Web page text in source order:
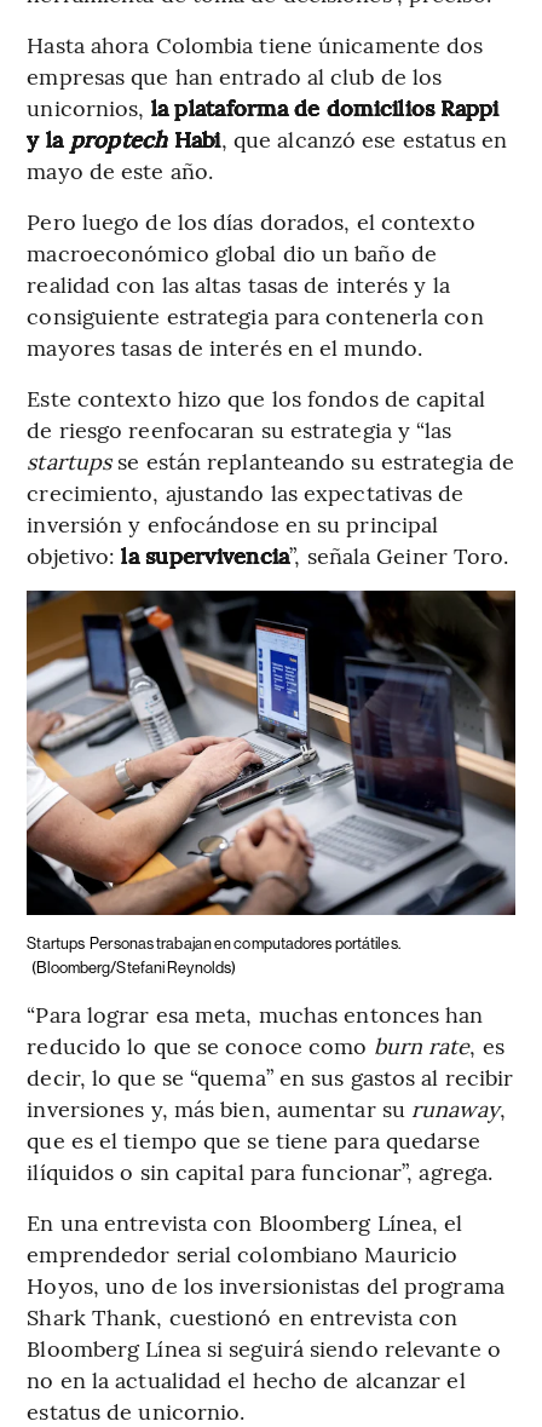
Hasta ahora Colombia tiene únicamente dos
empresas que han entrado al club de los
unicornios, la plataforma de domicilios Rappi
y laproptechHabi, que alcanzó ese estatus en
mayo de este año.
Pero luego de los días dorados, el contexto
macroeconómico global dio un baño de
realidad con las altas tasas de interés y la
consiguiente estrategia para contenerla con
mayores tasas de interés en el mundo.
Este contexto hizo que los fondos de capital
de riesgo reenfocaran su estrategia y “las
startups se están replanteando su estrategia de
crecimiento, ajustando las expectativas de
inversión y enfocándose en su principal
objetivo:la supervivencia”, señala Geiner Toro.
Startups Personas trabajan en computadores portátiles.
(Bloomberg/Stefani Reynolds)
“Para lograr esa meta, muchas entonces han
reducido lo que se conoce como burn rate, es
decir, lo que se “quema” en sus gastos al recibir
inversiones y, más bien, aumentar su runaway,
que es el tiempo que se tiene para quedarse
ilíquidos o sin capital para funcionar”, agrega.
En una entrevista con Bloomberg Línea, el
emprendedor serial colombiano Mauricio
Hoyos, uno de los inversionistas del programa
Shark Thank, cuestionó en entrevista con
Bloomberg Línea si seguirá siendo relevante o
no en la actualidad el hecho de alcanzar el
estatus de unicornio.